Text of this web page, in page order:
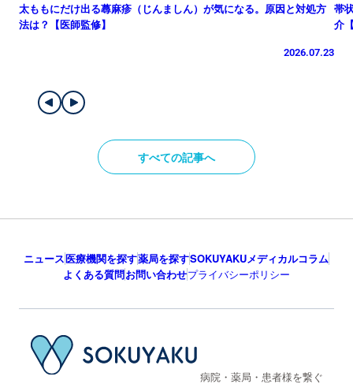
太ももにだけ出る蕁麻疹（じんましん）が気になる。原因と対処方
法は？【医師監修】
2026.07.23
帯
介
すべての記事へ
ニュース医療機関を探す薬局を探すSOKUYAKUメディカルコラム
よくある質問お問い合わせプライバシーポリシー
病院・薬局・患者様を繋ぐ